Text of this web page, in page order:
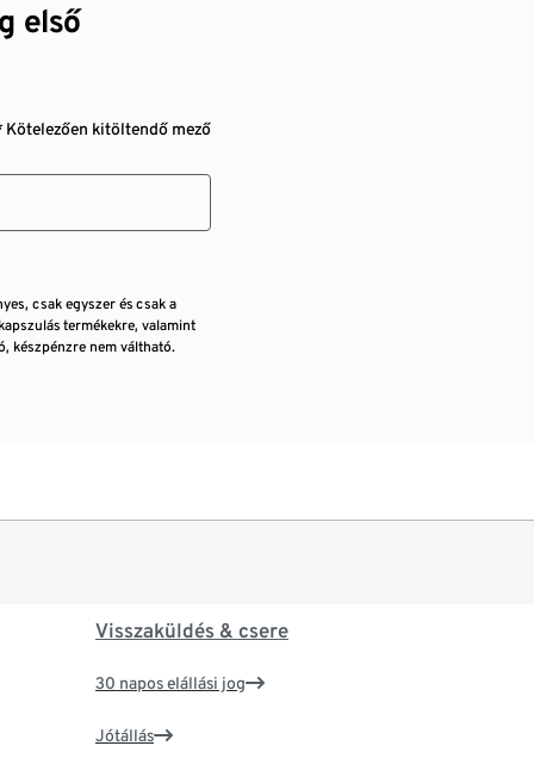
első
Kötelezően kitöltendő mező
csak egyszer és csak a
termékekre, valamint
készpénzre nem váltható.
Visszaküldés & csere
30 napos elállási jog
Jótállás